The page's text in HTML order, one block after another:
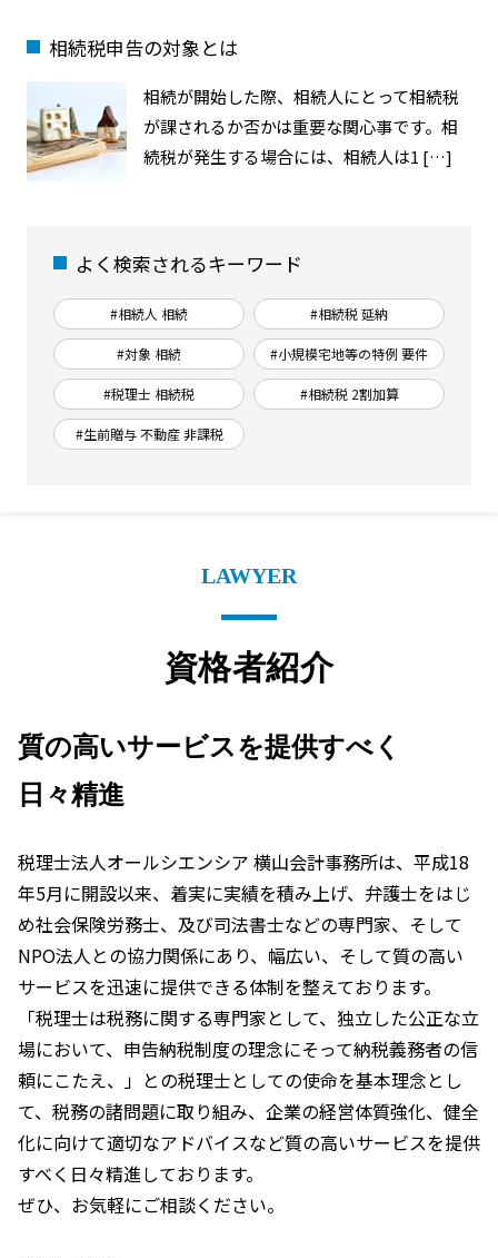
相続税申告の対象とは
相続が開始した際、相続人にとって相続税
が課されるか否かは重要な関心事です。相
続税が発生する場合には、相続人は1 […]
よく検索されるキーワード
#相続人 相続 #相続税 延納
#対象 相続 #小規模宅地等の特例 要件
#税理士 相続税 #相続税 2割加算
#生前贈与 不動産 非課税
LAWYER
資格者紹介
質の高いサービスを提供すべく
日々精進
税理士法人オールシエンシア 横山会計事務所は、平成18
年5月に開設以来、着実に実績を積み上げ、弁護士をはじ
め社会保険労務士、及び司法書士などの専門家、そして
NPO法人との協力関係にあり、幅広い、そして質の高い
サービスを迅速に提供できる体制を整えております。
「税理士は税務に関する専門家として、独立した公正な立
場において、申告納税制度の理念にそって納税義務者の信
頼にこたえ、」との税理士としての使命を基本理念とし
て、税務の諸問題に取り組み、企業の経営体質強化、健全
化に向けて適切なアドバイスなど質の高いサービスを提供
すべく日々精進しております。
ぜひ、お気軽にご相談ください。